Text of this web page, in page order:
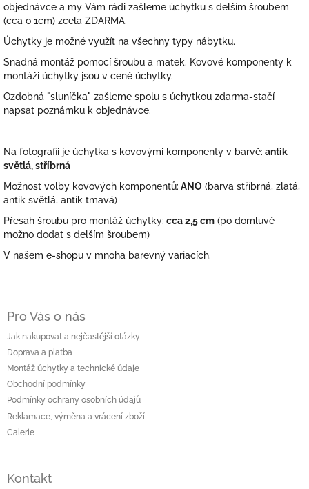
objednávce a my Vám rádi zašleme úchytku s delším šroubem
(cca o 1cm) zcela ZDARMA.
Úchytky je možné využít na všechny typy nábytku.
Snadná montáž pomocí šroubu a matek. Kovové komponenty k
montáži úchytky jsou v ceně úchytky.
Ozdobná "sluníčka" zašleme spolu s úchytkou zdarma-stačí
napsat poznámku k objednávce.
Na fotografii je úchytka s kovovými komponenty v barvě: antik
světlá, stříbrná
Možnost volby kovových komponentů: ANO (barva stříbrná, zlatá,
antik světlá, antik tmavá)
Přesah šroubu pro montáž úchytky: cca 2,5 cm (po domluvě
možno dodat s delším šroubem)
V našem e-shopu v mnoha barevný variacích.
Pro Vás o nás
Jak nakupovat a nejčastější otázky
Doprava a platba
Montáž úchytky a technické údaje
Obchodní podmínky
Podmínky ochrany osobních údajů
Reklamace, výměna a vrácení zboží
Galerie
Kontakt